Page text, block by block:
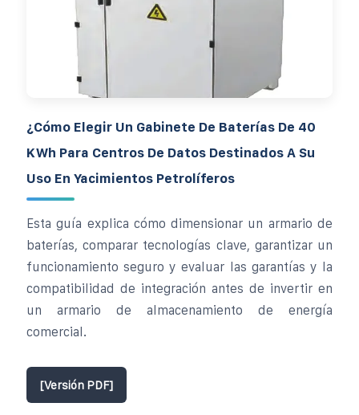
¿Cómo Elegir Un Gabinete De Baterías De 40
KWh Para Centros De Datos Destinados A Su
Uso En Yacimientos Petrolíferos
Esta guía explica cómo dimensionar un armario de
baterías, comparar tecnologías clave, garantizar un
funcionamiento seguro y evaluar las garantías y la
compatibilidad de integración antes de invertir en
un armario de almacenamiento de energía
comercial.
[Versión PDF]